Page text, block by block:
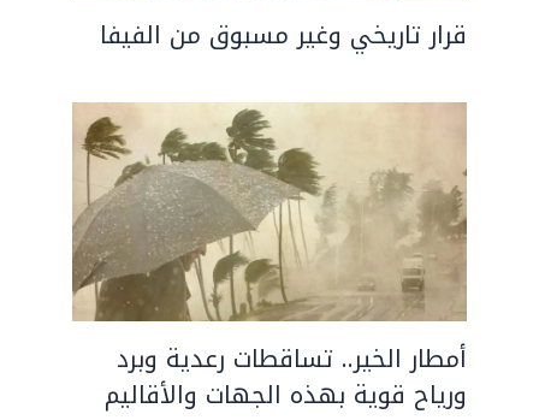
قرار تاريخي وغير مسبوق من الفيفا
أمطار الخير.. تساقطات رعدية وبرد
ورياح قوية بهذه الجهات والأقاليم